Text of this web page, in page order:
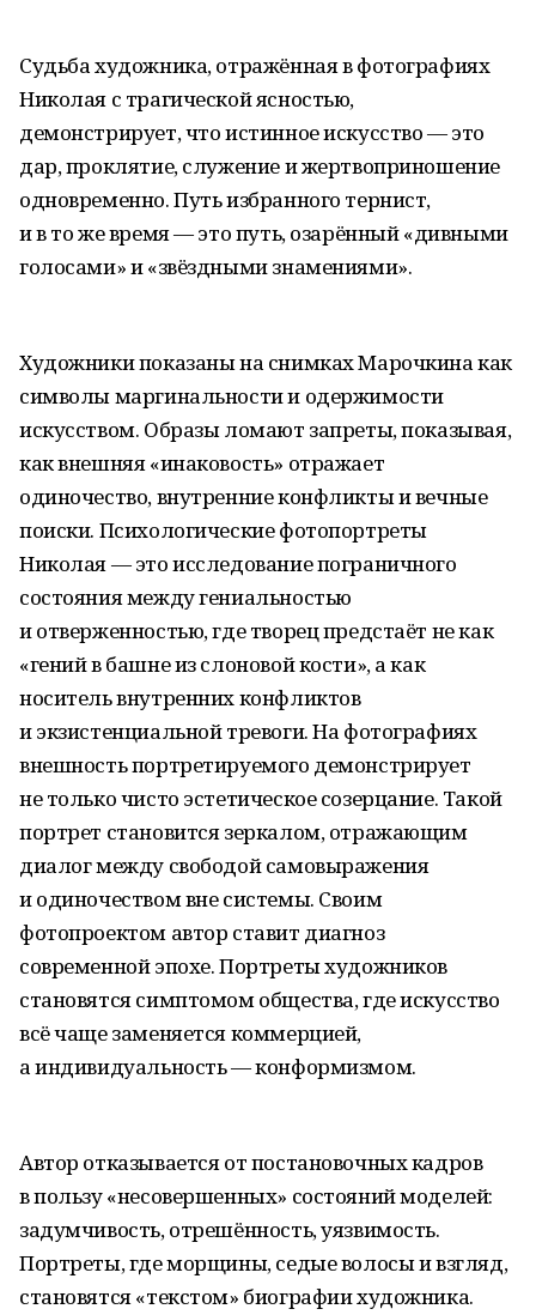
Судьба художника, отражённая в фотографиях
Николая с трагической ясностью,
демонстрирует, что истинное искусство — это
дар, проклятие, служение и жертвоприношение
одновременно. Путь избранного тернист,
и в то же время — это путь, озарённый «дивными
голосами» и «звёздными знамениями».
Художники показаны на снимках Марочкина как
символы маргинальности и одержимости
искусством. Образы ломают запреты, показывая,
как внешняя «инаковость» отражает
одиночество, внутренние конфликты и вечные
поиски. Психологические фотопортреты
Николая — это исследование пограничного
состояния между гениальностью
и отверженностью, где творец предстаёт не как
«гений в башне из слоновой кости», а как
носитель внутренних конфликтов
и экзистенциальной тревоги. На фотографиях
внешность портретируемого демонстрирует
не только чисто эстетическое созерцание. Такой
портрет становится зеркалом, отражающим
диалог между свободой самовыражения
и одиночеством вне системы. Своим
фотопроектом автор ставит диагноз
современной эпохе. Портреты художников
становятся симптомом общества, где искусство
всё чаще заменяется коммерцией,
а индивидуальность — конформизмом.
Автор отказывается от постановочных кадров
в пользу «несовершенных» состояний моделей:
задумчивость, отрешённость, уязвимость.
Портреты, где морщины, седые волосы и взгляд,
становятся «текстом» биографии художника.